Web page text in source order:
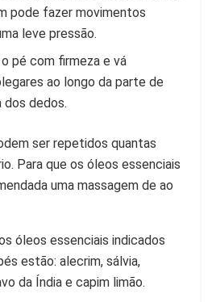
pode fazer movimentos
leve pressão.
pé com firmeza e vá
ao longo da parte de
dos dedos.
ser repetidos quantas
Para que os óleos essenciais
uma massagem de ao
óleos essenciais indicados
estão: alecrim, sálvia,
da Índia e capim limão.